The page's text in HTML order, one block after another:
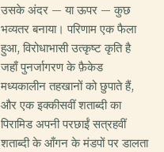
उसके अंदर — या ऊपर — कुछ
भव्यतर बनाया। परिणाम एक फैला
हुआ, विरोधाभासी उत्कृष्ट कृति है
जहाँ पुनर्जागरण के फ़ैकेड
मध्यकालीन तहखानों को छुपाते हैं,
और एक इक्कीसवीं शताब्दी का
पिरामिड अपनी परछाईं सत्रहवीं
शताब्दी के आँगन के मंडपों पर डालता